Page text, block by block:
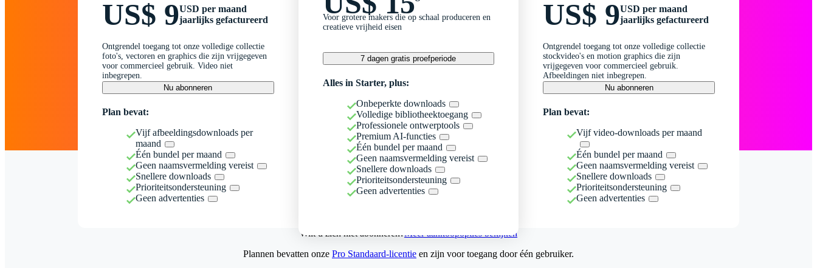
US$ 9USD per maand
jaarlijks gefactureerd
Ontgrendel toegang tot onze volledige collectie
foto's, vectoren en graphics die zijn vrijgegeven
voor commercieel gebruik. Video niet
inbegrepen.
Nu abonneren
Plan bevat:
Vijf afbeeldingsdownloads per
maand
Één bundel per maand
Geen naamsvermelding vereist
Snellere downloads
Prioriteitsondersteuning
Geen advertenties
Voor grotere makers die op schaal produceren en
creatieve vrijheid eisen
7 dagen gratis proefperiode
Alles in Starter, plus:
Onbeperkte downloads
Volledige bibliotheektoegang
Professionele ontwerptools
Premium AI-functies
Één bundel per maand
Geen naamsvermelding vereist
Snellere downloads
Prioriteitsondersteuning
Geen advertenties
US$ 9USD per maand
jaarlijks gefactureerd
Ontgrendel toegang tot onze volledige collectie
stockvideo's en motion graphics die zijn
vrijgegeven voor commercieel gebruik.
Afbeeldingen niet inbegrepen.
Nu abonneren
Plan bevat:
Vijf video-downloads per maand
Één bundel per maand
Geen naamsvermelding vereist
Snellere downloads
Prioriteitsondersteuning
Geen advertenties
Wilt u zich niet abonneren?Meer aankoopopties bekijken
Plannen bevatten onze Pro Standaard-licentie en zijn voor toegang door één gebruiker.